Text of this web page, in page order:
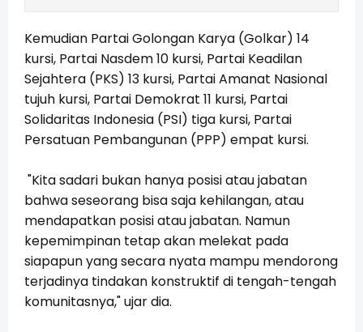
Kemudian Partai Golongan Karya (Golkar) 14
kursi, Partai Nasdem 10 kursi, Partai Keadilan
Sejahtera (PKS) 13 kursi, Partai Amanat Nasional
tujuh kursi, Partai Demokrat 11 kursi, Partai
Solidaritas Indonesia (PSI) tiga kursi, Partai
Persatuan Pembangunan (PPP) empat kursi.
"Kita sadari bukan hanya posisi atau jabatan
bahwa seseorang bisa saja kehilangan, atau
mendapatkan posisi atau jabatan. Namun
kepemimpinan tetap akan melekat pada
siapapun yang secara nyata mampu mendorong
terjadinya tindakan konstruktif di tengah-tengah
komunitasnya," ujar dia.